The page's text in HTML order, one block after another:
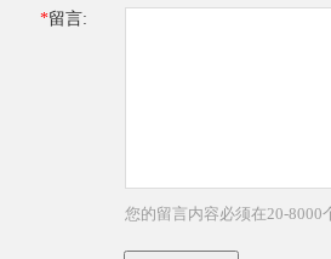
*留言:
您的留言内容必须在20-8000